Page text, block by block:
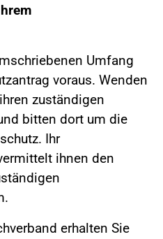
Umfang
voraus. Wenden
zuständigen
bitten dort um die
Ihr
ihnen den
erhalten Sie